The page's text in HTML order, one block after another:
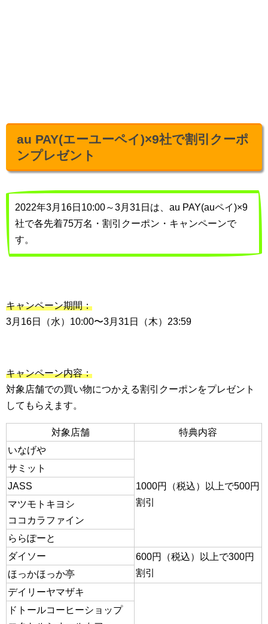
au PAY(エーユーペイ)×9社で割引クーポ
ンプレゼント
2022年3月16日10:00～3月31日は、au PAY(auペイ)×9
社で各先着75万名・割引クーポン・キャンペーンで
す。
キャンペーン期間：
3月16日（水）10:00〜3月31日（木）23:59
キャンペーン内容：
対象店舗での買い物につかえる割引クーポンをプレゼント
してもらえます。
対象店舗
特典内容
いなげや
1000円（税込）以上で500円
割引
サミット
JASS
マツモトキヨシ
ココカラファイン
ららぽーと
ダイソー
600円（税込）以上で300円
割引
ほっかほっか亭
デイリーヤマザキ
ドトールコーヒーショップ